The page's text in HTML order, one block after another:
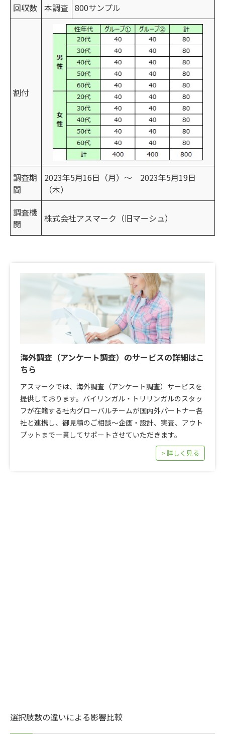
回収数 本調査 800サンプル
割付
調査期
間
2023年5月16日（月）～ 2023年5月19日
（木）
調査機
関
株式会社アスマーク（旧マーシュ）
海外調査（アンケート調査）のサービスの詳細はこ
ちら
アスマークでは、海外調査（アンケート調査）サービスを
提供しております。バイリンガル・トリリンガルのスタッ
フが在籍する社内グローバルチームが国内外パートナー各
社と連携し、御見積のご相談～企画・設計、実査、アウト
プットまで一貫してサポートさせていただきます。
> 詳しく見る
選択肢数の違いによる影響比較